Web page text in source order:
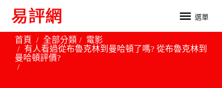
選單
首頁 全部分類
電影
有人看過從布魯克林到曼哈頓了嗎? 從布魯克林到
曼哈頓評價?